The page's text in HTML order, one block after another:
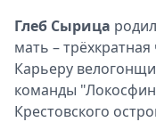
Глеб Сырица
мать –
Карьеру
команды
Крестовского